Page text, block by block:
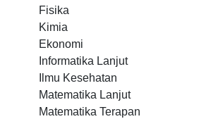
Fisika
Kimia
Ekonomi
Informatika Lanjut
Ilmu Kesehatan
Matematika Lanjut
Matematika Terapan